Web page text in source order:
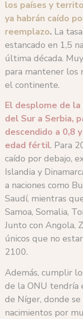
los países y
ya habrán caído
reemplazo. La
estancado en 1,5
última década.
para mantener los
el continente.
El desplome de
del Sur a Serbia,
descendido a 0,8
edad fértil. Para
caído por debajo,
Islandia y
a naciones como
Saudí, mientras
Samoa, Somalia,
Junto con Angola,
únicos que no
2100.
Además, cumplir
de la ONU tendría
de Níger, donde
nacimientos por